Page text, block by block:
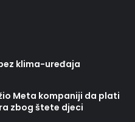
klima-uređaja
Meta kompaniji da plati
zbog štete djeci